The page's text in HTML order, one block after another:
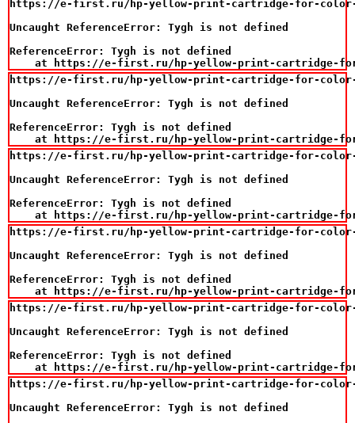
https://e-first.ru/hp-yellow-print-cartridge-for-color-
Uncaught ReferenceError: Tygh is not defined
ReferenceError: Tygh is not defined
at https://e-first.ru/hp-yellow-print-cartridge-
https://e-first.ru/hp-yellow-print-cartridge-for-color-
Uncaught ReferenceError: Tygh is not defined
ReferenceError: Tygh is not defined
at https://e-first.ru/hp-yellow-print-cartridge-
https://e-first.ru/hp-yellow-print-cartridge-for-color-
Uncaught ReferenceError: Tygh is not defined
ReferenceError: Tygh is not defined
at https://e-first.ru/hp-yellow-print-cartridge-
https://e-first.ru/hp-yellow-print-cartridge-for-color-
Uncaught ReferenceError: Tygh is not defined
ReferenceError: Tygh is not defined
at https://e-first.ru/hp-yellow-print-cartridge-
https://e-first.ru/hp-yellow-print-cartridge-for-color-
Uncaught ReferenceError: Tygh is not defined
ReferenceError: Tygh is not defined
at https://e-first.ru/hp-yellow-print-cartridge-
https://e-first.ru/hp-yellow-print-cartridge-for-color-
Uncaught ReferenceError: Tygh is not defined